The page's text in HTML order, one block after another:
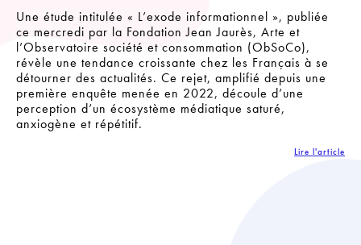
Une étude intitulée « L’exode informationnel », publiée
ce mercredi par la Fondation Jean Jaurès, Arte et
l’Observatoire société et consommation (ObSoCo),
révèle une tendance croissante chez les Français à se
détourner des actualités. Ce rejet, amplifié depuis une
première enquête menée en 2022, découle d’une
perception d’un écosystème médiatique saturé,
anxiogène et répétitif.
Lire l'article